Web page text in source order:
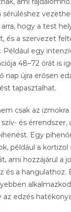
sérüléshez
hogy a test
és a szervezet
Például egy
48–72 órát is
nap újra erősen
tapasztalhat.
csak az
és
Egy
például a kortizol
ami hozzájárul a
és a hangulathoz.
edzés